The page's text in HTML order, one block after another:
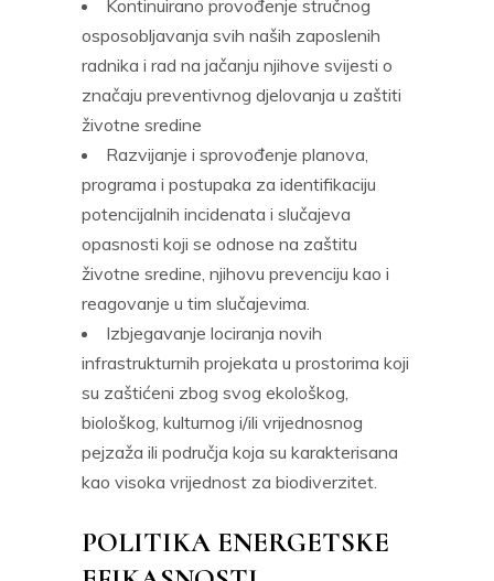
Kontinuirano provođenje stručnog
osposobljavanja svih naših zaposlenih
radnika i rad na jačanju njihove svijesti o
značaju preventivnog djelovanja u zaštiti
životne sredine
Razvijanje i sprovođenje planova,
programa i postupaka za identifikaciju
potencijalnih incidenata i slučajeva
opasnosti koji se odnose na zaštitu
životne sredine, njihovu prevenciju kao i
reagovanje u tim slučajevima.
Izbjegavanje lociranja novih
infrastrukturnih projekata u prostorima koji
su zaštićeni zbog svog ekološkog,
biološkog, kulturnog i/ili vrijednosnog
pejzaža ili područja koja su karakterisana
kao visoka vrijednost za biodiverzitet.
POLITIKA ENERGETSKE